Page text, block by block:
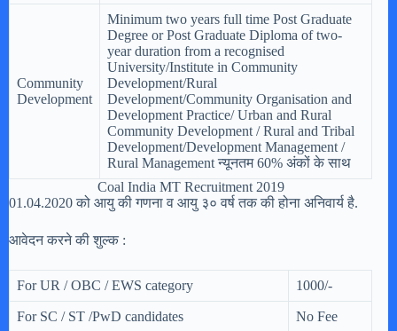
Community
Development
Minimum two years full time Post Graduate
Degree or Post Graduate Diploma of two-
year duration from a recognised
University/Institute in Community
Development/Rural
Development/Community Organisation and
Development Practice/ Urban and Rural
Community Development / Rural and Tribal
Development/Development Management /
Rural Management न्यूनतम 60% अंकों के साथ
Coal India MT Recruitment 2019
01.04.2020 को आयु की गणना व आयु ३० वर्ष तक की होना अनिवार्य है.
आवेदन करने की शुल्क :
For UR / OBC / EWS category 1000/-
For SC / ST /PwD candidates
No Fee